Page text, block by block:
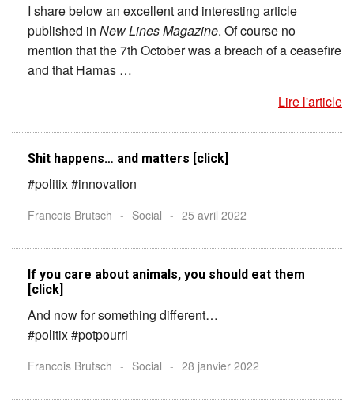
I share below an excellent and interesting article
published in New Lines Magazine. Of course no
mention that the 7th October was a breach of a ceasefire
and that Hamas …
Lire l'article
Shit happens… and matters [click]
#politix #innovation
Francois Brutsch - Social - 25 avril 2022
If you care about animals, you should eat them
[click]
And now for something different…
#politix #potpourri
Francois Brutsch - Social - 28 janvier 2022